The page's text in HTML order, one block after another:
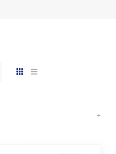
+